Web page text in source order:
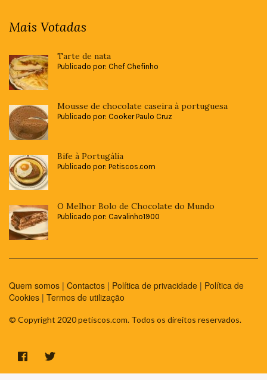
Mais Votadas
Tarte de nata
Publicado por: Chef Chefinho
Mousse de chocolate caseira à portuguesa
Publicado por: Cooker Paulo Cruz
Bife à Portugália
Publicado por: Petiscos.com
O Melhor Bolo de Chocolate do Mundo
Publicado por: Cavalinho1900
Quem somos | Contactos | Política de privacidade | Política de
Cookies | Termos de utilização
© Copyright 2020 petiscos.com. Todos os direitos reservados.